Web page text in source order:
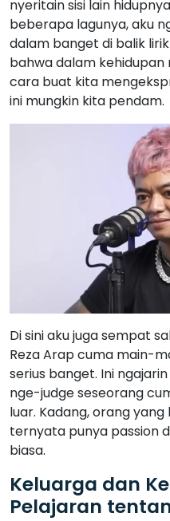
nyeritain sisi lain
beberapa lagunya, aku
dalam banget di balik
bahwa dalam kehidupan
cara buat kita
ini mungkin kita pendam.
Di sini aku juga sempat
Reza Arap cuma main-
serius banget. Ini
nge-judge seseorang
luar. Kadang, orang
ternyata punya passion
biasa.
Keluarga dan
Pelajaran